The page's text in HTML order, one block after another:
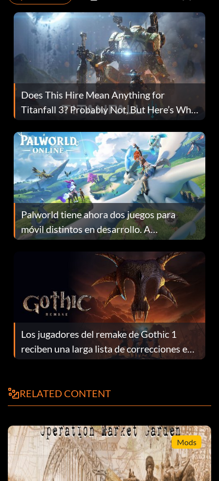
Does This Hire Mean Anything for
Titanfall 3? Probably Not, But Here’s Why
Fans Are Hopeful
Palworld tiene ahora dos juegos para
móvil distintos en desarrollo. A
continuación te explicamos por qué.
Los jugadores del remake de Gothic 1
reciben una larga lista de correcciones en
el parche 1.0.4
RELATED CONTENT
Mods